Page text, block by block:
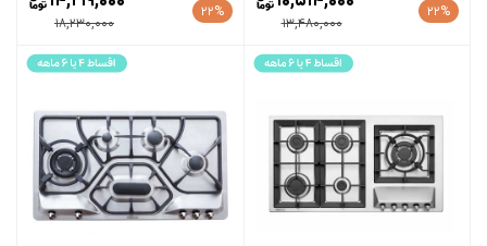
22%
13,480,000
22%
18,230,000